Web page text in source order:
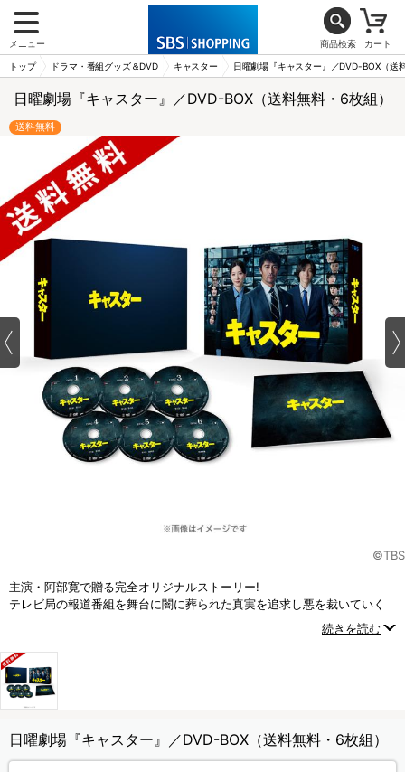
メニュー 商品検索 カート
トップ ドラマ・番組グッズ＆DVD キャスター 日曜劇場『キャスター』／DVD-BOX（送
日曜劇場『キャスター』／DVD-BOX（送料無料・6枚組）
送料無料
©TBS
主演・阿部寛で贈る完全オリジナルストーリー!
テレビ局の報道番組を舞台に闇に葬られた真実を追求し悪を裁いていく
続きを読む
日曜劇場『キャスター』／DVD-BOX（送料無料・6枚組）